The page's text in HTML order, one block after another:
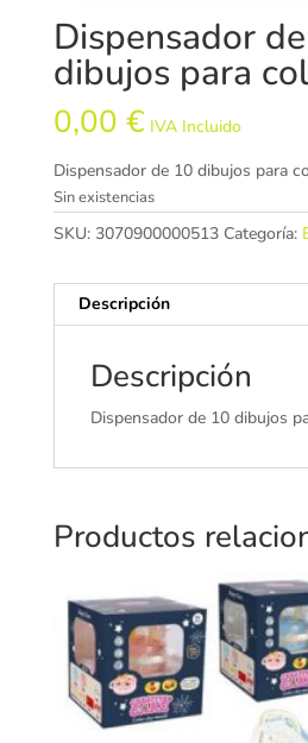
Dispensador
dibujos para
0,00 € IVA Incluido
Dispensador de 10 dibujos para
Sin existencias
SKU: 3070900000513 Categoría:
Descripción
Descripción
Dispensador de 10 dibujos
Productos